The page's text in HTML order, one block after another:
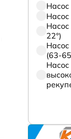
Насос
22°)
(63-
Насос